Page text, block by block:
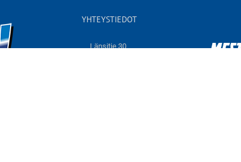
YHTEYSTIEDOT
Länsitie 30,